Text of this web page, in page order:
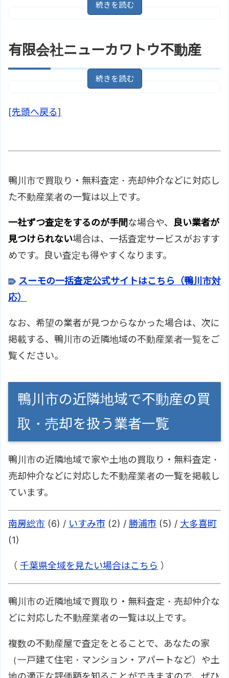
アクセス
安房鴨川駅/ＪＲ外房線より徒歩15
分
ホームページ 有限会社タイヘイ不動産のサイト
はこちら
有限会社ニューカワトウ不動産
ホームページ
サイトはこちら
[先頭へ戻る]
鴨川市で買取り・無料査定・売却仲介などに対応し
た不動産業者の一覧は以上です。
一社ずつ査定をするのが手間な場合や、 良い業者が
見つけられない場合は、一括査定サービスがおすす
めです。良い査定も得やすくなります。
スーモの一括査定公式サイトはこちら（鴨川市対
応）
なお、希望の業者が見つからなかった場合は、次に
掲載する、鴨川市の近隣地域の不動産業者一覧をご
覧ください。
鴨川市の近隣地域で不動産の買
取・売却を扱う業者一覧
鴨川市の近隣地域で家や土地の買取り・無料査定・
売却仲介などに対応した不動産業者の一覧を掲載し
ています。
南房総市 (6) / いすみ市 (2) / 勝浦市 (5) / 大多喜町
(1)
（ 千葉県全域を見たい場合はこちら ）
鴨川市の近隣地域で買取り・無料査定・売却仲介な
どに対応した不動産業者の一覧は以上です。
複数の不動産屋で査定をとることで、あなたの家
（一戸建て住宅・マンション・アパートなど）や土